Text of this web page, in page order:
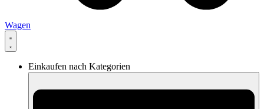
Wagen
Einkaufen nach Kategorien